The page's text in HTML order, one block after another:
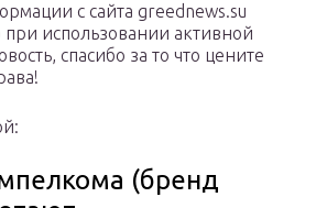
с сайта greednews.su
использовании активной
спасибо за то что цените
(бренд